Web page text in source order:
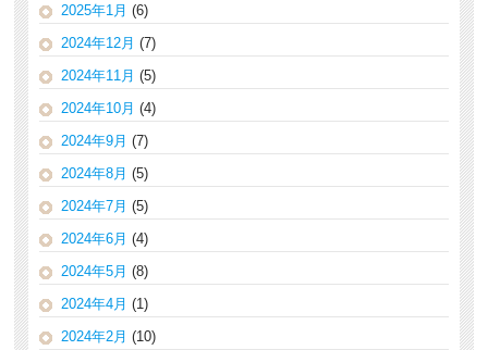
2025年1月 (6)
2024年12月 (7)
2024年11月 (5)
2024年10月 (4)
2024年9月 (7)
2024年8月 (5)
2024年7月 (5)
2024年6月 (4)
2024年5月 (8)
2024年4月 (1)
2024年2月 (10)